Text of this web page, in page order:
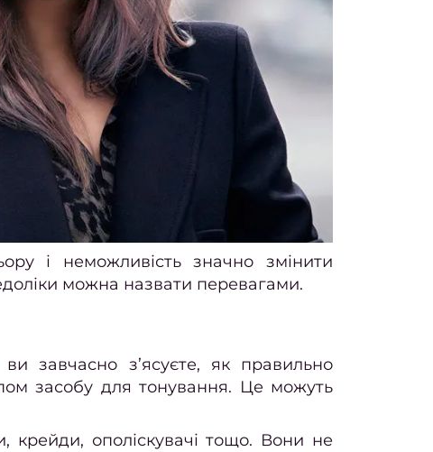
і неможливість значно змінити
можна назвати перевагами.
завчасно з’ясуєте, як правильно
засобу для тонування. Це можуть
крейди, ополіскувачі тощо. Вони не